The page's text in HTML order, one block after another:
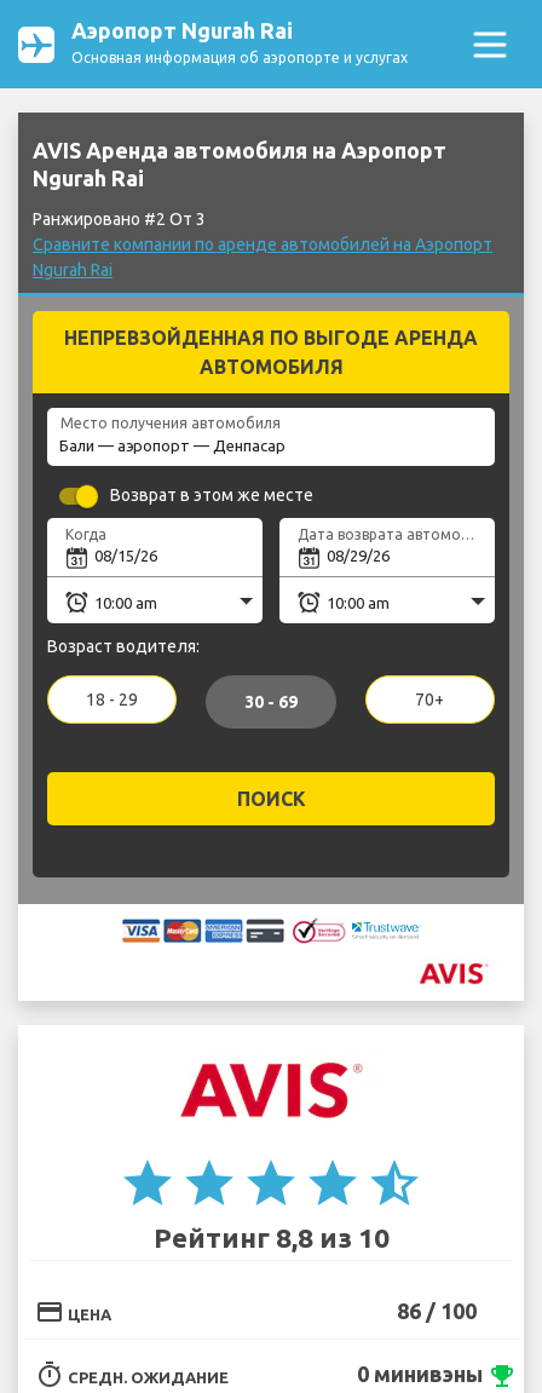
Аэропорт Ngurah Rai
Основная информация об аэропорте и услугах
AVIS Аренда автомобиля на Аэропорт
Ngurah Rai
Ранжировано #2 От 3
Сравните компании по аренде автомобилей на Аэропорт
Ngurah Rai
НЕПРЕВЗОЙДЕННАЯ ПО ВЫГОДЕ АРЕНДА
АВТОМОБИЛЯ
Место получения автомобиля
Возврат в этом же месте
Когда Дата возврата автомобиля
Возраст водителя:
18 - 29 30 - 69 70+
ПОИСК
star star star star star_half
Рейтинг 8,8 из 10
credit_card ЦЕНА 86 / 100
timer СРЕДН. ОЖИДАНИЕ 0 минивэны emoji_events